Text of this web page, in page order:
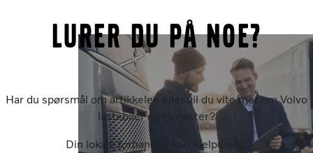
Lurer du på noe?
Har du spørsmål om artikkelen eller vil du vite mer om Volvo
lastebiler og tjenester?
Din lokale forhandler kan hjelpe deg.